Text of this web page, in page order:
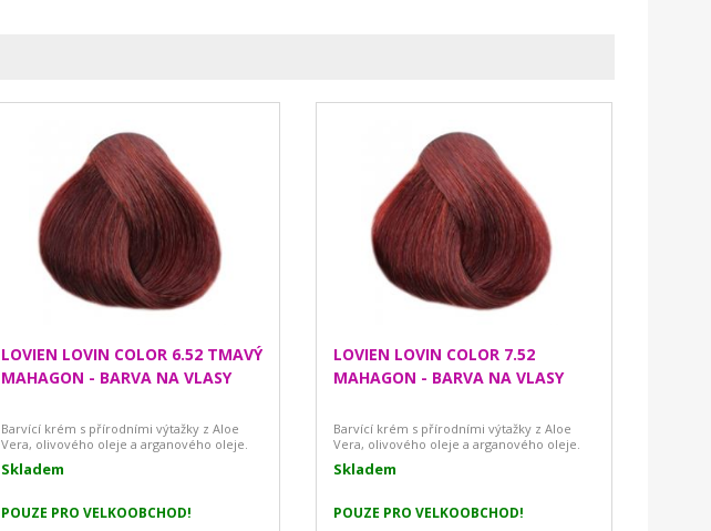
LOVIEN LOVIN COLOR 6.52 TMAVÝ
MAHAGON - BARVA NA VLASY
Barvící krém s přírodními výtažky z Aloe
Vera, olivového oleje a arganového oleje.
Skladem
POUZE PRO VELKOOBCHOD!
LOVIEN LOVIN COLOR 7.52
MAHAGON - BARVA NA VLASY
Barvící krém s přírodními výtažky z Aloe
Vera, olivového oleje a arganového oleje.
Skladem
POUZE PRO VELKOOBCHOD!